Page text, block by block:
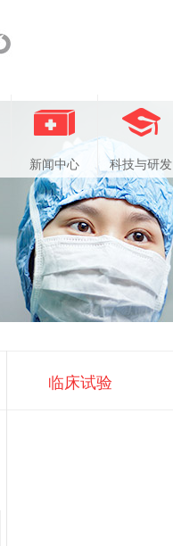
新闻中心 科技与研发
临床试验